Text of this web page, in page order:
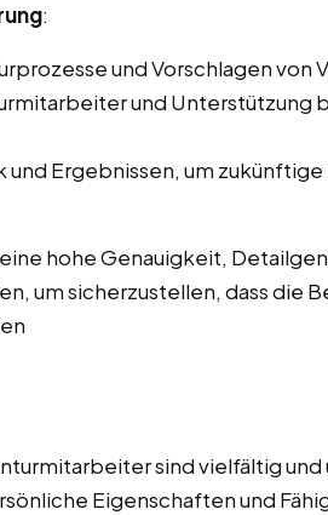
:
und Vorschlagen von
und Unterstützung
und Ergebnissen, um
hohe Genauigkeit,
um sicherzustellen, dass die
sind vielfältig
Eigenschaften und